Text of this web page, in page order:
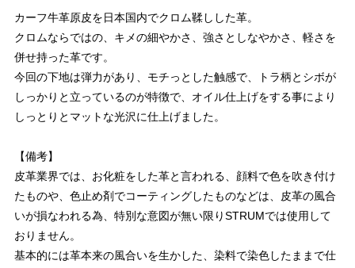
カーフ牛革原皮を日本国内でクロム鞣しした革。
クロムならではの、キメの細やかさ、強さとしなやかさ、軽さを
併せ持った革です。
今回の下地は弾力があり、モチっとした触感で、トラ柄とシボが
しっかりと立っているのが特徴で、オイル仕上げをする事により
しっとりとマットな光沢に仕上げました。
【備考】
皮革業界では、お化粧をした革と言われる、顔料で色を吹き付け
たものや、色止め剤でコーティングしたものなどは、皮革の風合
いが損なわれる為、特別な意図が無い限りSTRUMでは使用して
おりません。
基本的には革本来の風合いを生かした、染料で染色したままで仕